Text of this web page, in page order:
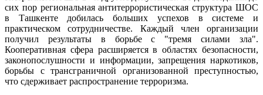
сих пор региональная антитеррористическая структура ШОС
в Ташкенте добилась больших успехов в системе и
практическом сотрудничестве. Каждый член организации
получил результаты в борьбе с "тремя силами зла".
Кооперативная сфера расширяется в областях безопасности,
законопослушности и информации, запрещения наркотиков,
борьбы с трансграничной организованной преступностью,
что сдерживает распространение терроризма.